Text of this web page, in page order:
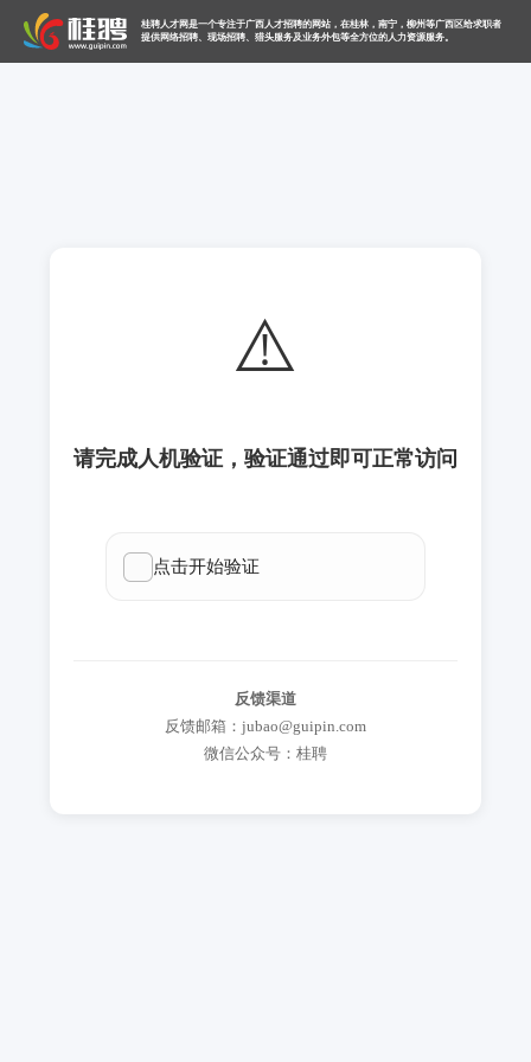
桂聘人才网是一个专注于广西人才招聘的网站，在桂林，南宁，柳州等广西区给求职者
提供网络招聘、现场招聘、猎头服务及业务外包等全方位的人力资源服务。
⚠️
请完成人机验证，验证通过即可正常访问
反馈渠道
反馈邮箱：jubao@guipin.com
微信公众号：桂聘